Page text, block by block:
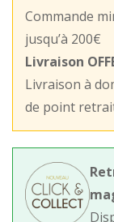
Commande
jusqu’à 200€
Livraison
Livraison à
de point